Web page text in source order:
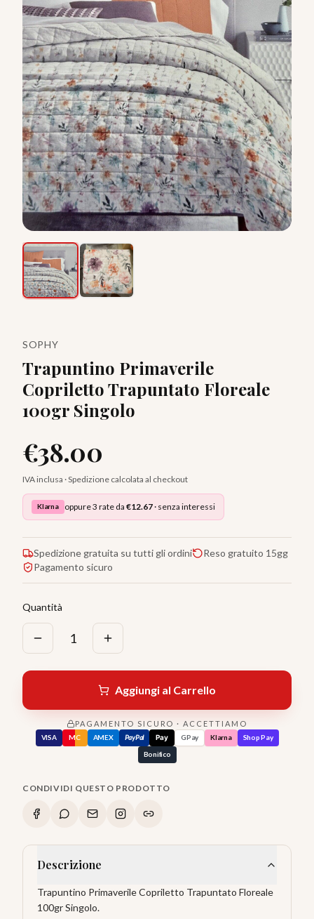
SOPHY
Trapuntino Primaverile
Copriletto Trapuntato Floreale
100gr Singolo
€38.00
IVA inclusa · Spedizione calcolata al checkout
Klarna oppure 3 rate da €12.67· senza interessi
Spedizione gratuita su tutti gli ordini
Reso gratuito 15gg
Pagamento sicuro
Quantità
1
Aggiungi al Carrello
PAGAMENTO SICURO · ACCETTIAMO
VISA MC AMEX PayPal Pay GPay Klarna
Shop Pay
Bonifico
CONDIVIDI QUESTO PRODOTTO
Descrizione
Trapuntino Primaverile Copriletto Trapuntato Floreale
100gr Singolo.